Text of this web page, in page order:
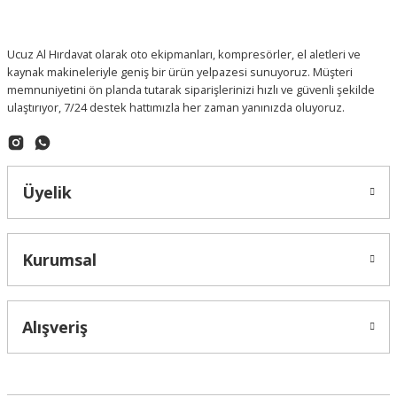
Ucuz Al Hırdavat olarak oto ekipmanları, kompresörler, el aletleri ve
kaynak makineleriyle geniş bir ürün yelpazesi sunuyoruz. Müşteri
memnuniyetini ön planda tutarak siparişlerinizi hızlı ve güvenli şekilde
ulaştırıyor, 7/24 destek hattımızla her zaman yanınızda oluyoruz.
Üyelik
Kurumsal
Alışveriş